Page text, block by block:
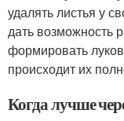
удалять листья у
дать возможность
формировать
происходит их
Когда лучше